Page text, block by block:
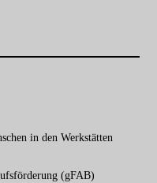
in den Werkstätten
(gFAB)